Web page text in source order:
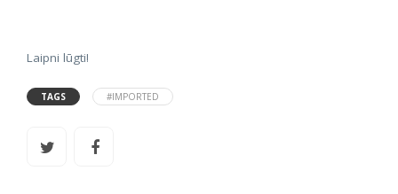
Laipni lūgti!
TAGS #IMPORTED